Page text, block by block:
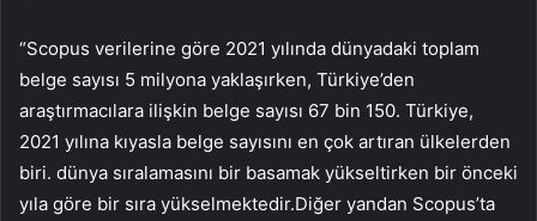
“Scopus verilerine göre 2021 yılında dünyadaki toplam
belge sayısı 5 milyona yaklaşırken, Türkiye’den
araştırmacılara ilişkin belge sayısı 67 bin 150. Türkiye,
2021 yılına kıyasla belge sayısını en çok artıran ülkelerden
biri. dünya sıralamasını bir basamak yükseltirken bir önceki
yıla göre bir sıra yükselmektedir.Diğer yandan Scopus’ta